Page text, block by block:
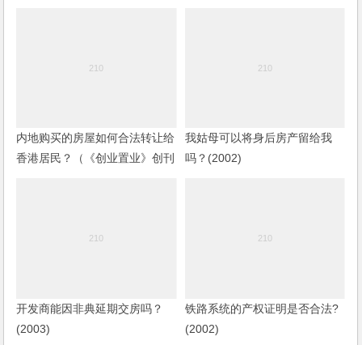
内地购买的房屋如何合法转让给
香港居民？（《创业置业》创刊
我姑母可以将身后房产留给我
吗？(2002)
开发商能因非典延期交房吗？
(2003)
铁路系统的产权证明是否合法?
(2002)